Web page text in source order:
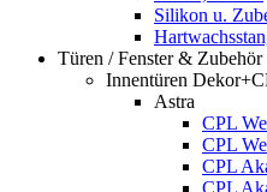
Silikon u.
Türen / Fenster & Zubehör
Innentüren
Astra
CPL
CPL
CPL